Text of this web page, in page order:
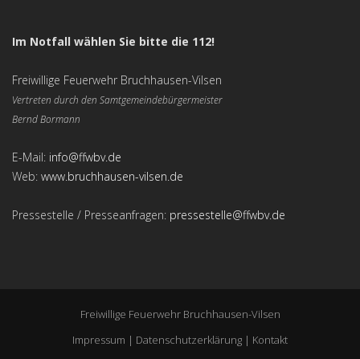
Im Notfall wählen Sie bitte die 112!
Freiwillige Feuerwehr Bruchhausen-Vilsen
Vertreten durch den Samtgemeindebürgermeister
Bernd Bormann
E-Mail: info@ffwbv.de
Web: www.bruchhausen-vilsen.de
Pressestelle / Presseanfragen: pressestelle@ffwbv.de
Freiwillige Feuerwehr Bruchhausen-Vilsen
Impressum | Datenschutzerklärung | Kontakt